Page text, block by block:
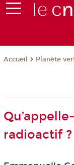
Accueil Planète
radioactif ?